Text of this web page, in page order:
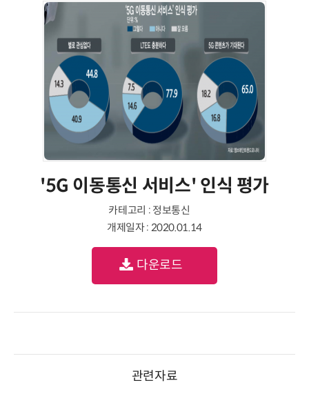
'5G 이동통신 서비스' 인식 평가
카테고리 : 정보통신
개제일자 : 2020.01.14
다운로드
관련자료